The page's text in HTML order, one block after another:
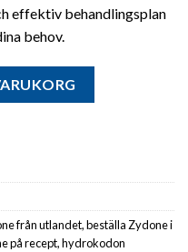
effektiv behandlingsplan
behov.
från utlandet,beställa Zydone i
på recept,hydrokodon